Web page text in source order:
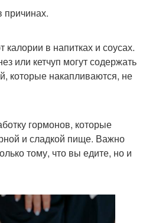
причинах.
в напитках и соусах.
или кетчуп могут содержать
которые накапливаются, не
гормонов, которые
и сладкой пище. Важно
тому, что вы едите, но и